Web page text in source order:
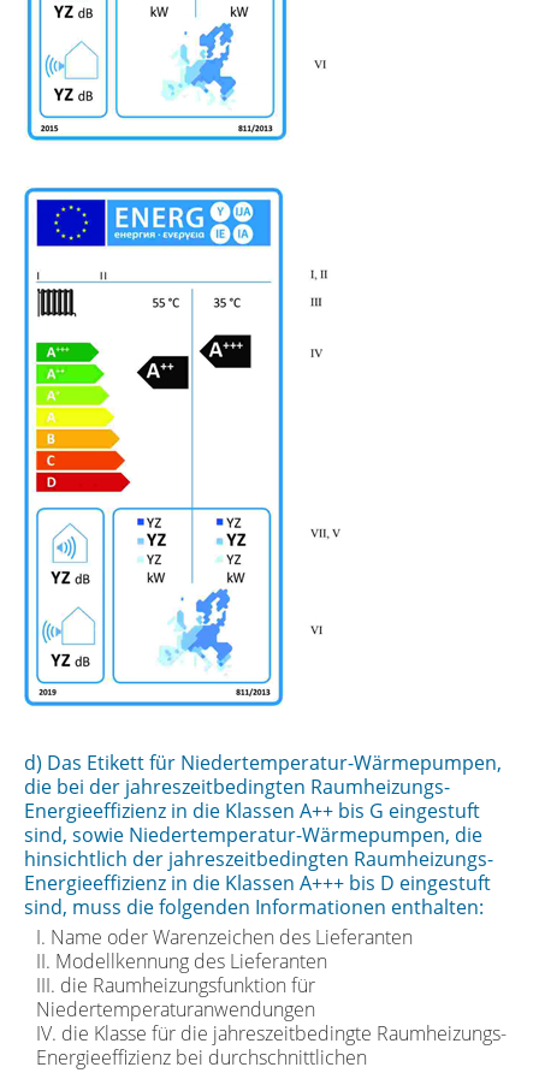
d) Das Etikett für Niedertemperatur-Wärmepumpen,
die bei der jahreszeitbedingten Raumheizungs-
Energieeffizienz in die Klassen A++ bis G eingestuft
sind, sowie Niedertemperatur-Wärmepumpen, die
hinsichtlich der jahreszeitbedingten Raumheizungs-
Energieeffizienz in die Klassen A+++ bis D eingestuft
sind, muss die folgenden Informationen enthalten:
I. Name oder Warenzeichen des Lieferanten
II. Modellkennung des Lieferanten
III. die Raumheizungsfunktion für
Niedertemperaturanwendungen
IV. die Klasse für die jahreszeitbedingte Raumheizungs-
Energieeffizienz bei durchschnittlichen